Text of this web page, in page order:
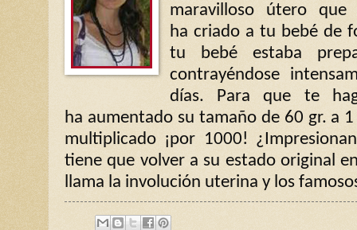
maravilloso útero que
ha criado a tu bebé de
tu bebé estaba
contrayéndose
días. Para que te
ha aumentado su tamaño de 60 gr. a
multiplicado ¡por 1000!
tiene que volver a su estado original
llama la involución uterina y los